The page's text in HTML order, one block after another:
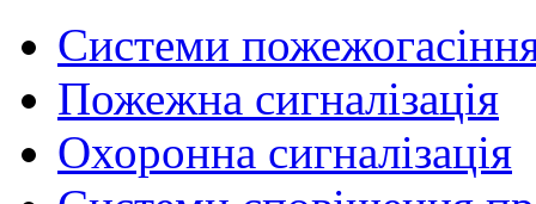
Системи
Пожежна сигналізація
Охоронна сигналізація